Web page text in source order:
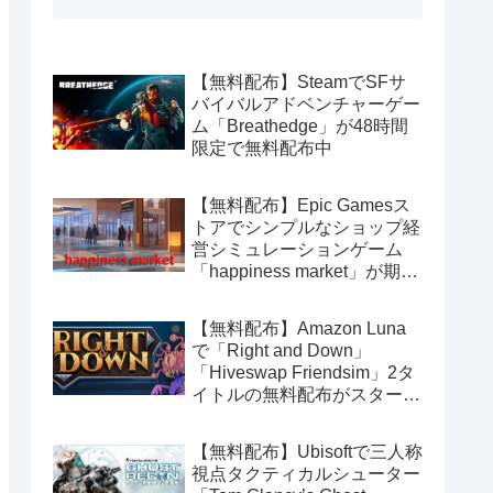
【無料配布】SteamでSFサ
バイバルアドベンチャーゲー
ム「Breathedge」が48時間
限定で無料配布中
【無料配布】Epic Gamesス
トアでシンプルなショップ経
営シミュレーションゲーム
「happiness market」が期間
【無料配布】Amazon Luna
で「Right and Down」
「Hiveswap Friendsim」2タ
イトルの無料配布がスタート
【無料配布】Ubisoftで三人称
視点タクティカルシューター